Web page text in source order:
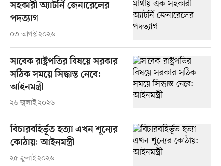
সহকারী অ্যাটর্নি জেনারেলের
পদত্যাগ
০৩ আগস্ট ২০২৬
সাবেক রাষ্ট্রপতির বিষয়ে সরকার
সঠিক সময়ে সিদ্ধান্ত নেবে:
আইনমন্ত্রী
২৬ জুলাই ২০২৬
বিচারবহির্ভূত হত্যা এখন শূন্যের
কোঠায়: আইনমন্ত্রী
২৫ জুলাই ২০২৬